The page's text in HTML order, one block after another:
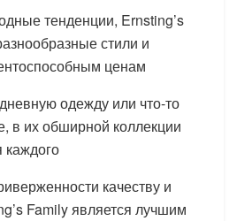
тенденции, Ernsting’s
стили и
ценам
одежду или что-то
в их обширной коллекции
каждого
качеству и
Family является лучшим